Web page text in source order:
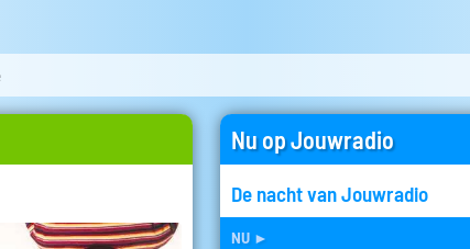
Nu op Jouwradio
De nacht van Jouwradio
nu ►